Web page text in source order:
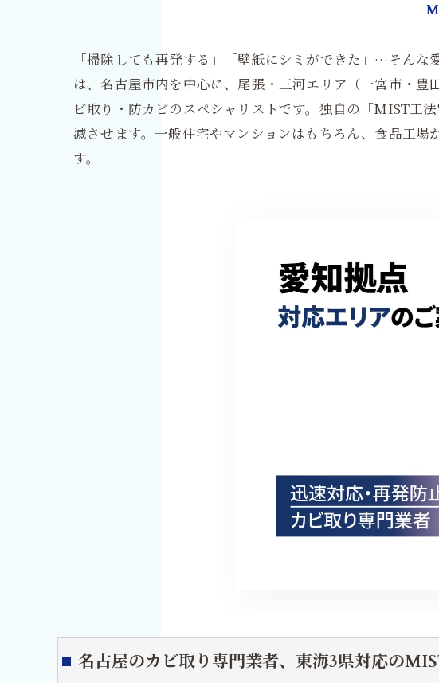
「掃除しても再発する」「壁紙にシミができた」…そん
は、名古屋市内を中心に、尾張・三河エリア（一宮市・
ビ取り・防カビのスペシャリストです。独自の「MIST工
滅させます。一般住宅やマンションはもちろん、食品工
す。
名古屋のカビ取り専門業者、 東海3県対応の